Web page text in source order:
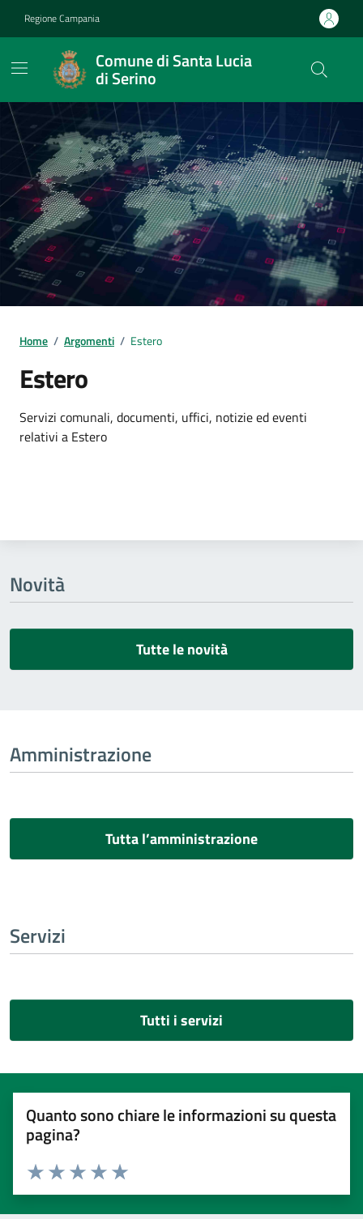
Regione Campania
Comune di Santa Lucia
di Serino
Home / Argomenti / Estero
Estero
Dettagli dell'argomento
Servizi comunali, documenti, uffici, notizie ed eventi
relativi a Estero
Novità
Tutte le novità
Amministrazione
Tutta l’amministrazione
Servizi
Tutti i servizi
Quanto sono chiare le informazioni su questa
pagina?
Valuta 5 stelle su 5
Valuta 4 stelle su 5
Valuta 3 stelle su 5
Valuta 2 stelle su 5
Valuta 1 stelle su 5